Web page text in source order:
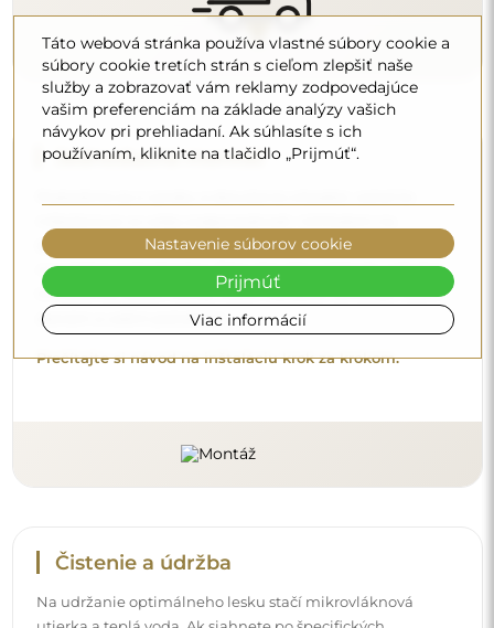
Čistenie a údržba
Na udržanie optimálneho lesku stačí mikrovláknová
prípravkoch, dbajte na to, aby mali neutrálne pH
(približne 7). Vyhýbajte sa silným čistiacim prostriedkom
obsahujúcim ocot, amoniak alebo silné kyseliny – umožní
vám to zachovať krásny odraz po mnoho rokov.
Chcete sa dozvedieť viac?
Doručenie domov
Ponúkame službu doručenia domov, ktorá vám umožní
prijať balík priamo pred vaše dvere. Za príplatok 40 €
Táto webová stránka používa vlastné súbory cookie a
súbory cookie tretích strán s cieľom zlepšiť naše
služby a zobrazovať vám reklamy zodpovedajúce
vašim preferenciám na základe analýzy vašich
návykov pri prehliadaní. Ak súhlasíte s ich
používaním, kliknite na tlačidlo „Prijmúť“.
Viac informácií
Nastavenie súborov cookie
Prijmúť